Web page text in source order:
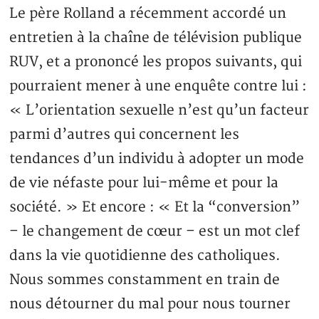
Le père Rolland a récemment accordé un
entretien à la chaîne de télévision publique
RUV, et a prononcé les propos suivants, qui
pourraient mener à une enquête contre lui :
« L’orientation sexuelle n’est qu’un facteur
parmi d’autres qui concernent les
tendances d’un individu à adopter un mode
de vie néfaste pour lui-même et pour la
société. » Et encore : « Et la “conversion”
– le changement de cœur – est un mot clef
dans la vie quotidienne des catholiques.
Nous sommes constamment en train de
nous détourner du mal pour nous tourner